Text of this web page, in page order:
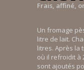
Frais, affiné,
Un fromage
litre de lait.
litres. Après la
où il refroidit à
sont ajoutés